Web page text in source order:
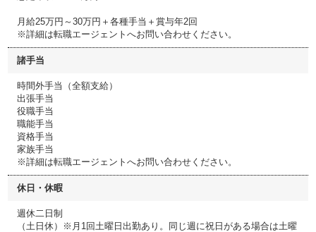
月給25万円～30万円＋各種手当＋賞与年2回
※詳細は転職エージェントへお問い合わせください。
諸手当
時間外手当（全額支給）
出張手当
役職手当
職能手当
資格手当
家族手当
※詳細は転職エージェントへお問い合わせください。
休日・休暇
週休二日制
（土日休）※月1回土曜日出勤あり。同じ週に祝日がある場合は土曜